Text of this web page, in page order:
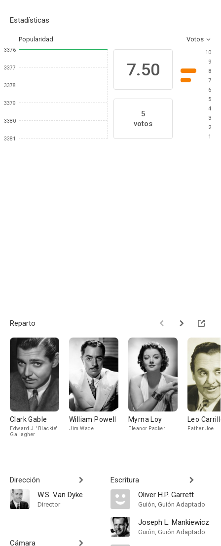
Estadísticas
Popularidad Votos
3376
3377
3378
3379
3380
3381
7.50
5
votos
10
9
8
7
6
5
4
3
2
1
Reparto
Clark Gable
Edward J. 'Blackie'
Gallagher
William Powell
Jim Wade
Myrna Loy
Eleanor Packer
Leo
Father Joe
Dirección
W.S. Van Dyke
Director
Cámara
Escritura
Oliver H.P. Garrett
Guión, Guión Adaptado
Joseph L. Mankiewicz
Guión, Guión Adaptado